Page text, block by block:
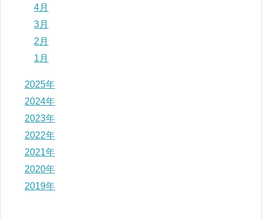
4月
3月
2月
1月
2025年
2024年
2023年
2022年
2021年
2020年
2019年